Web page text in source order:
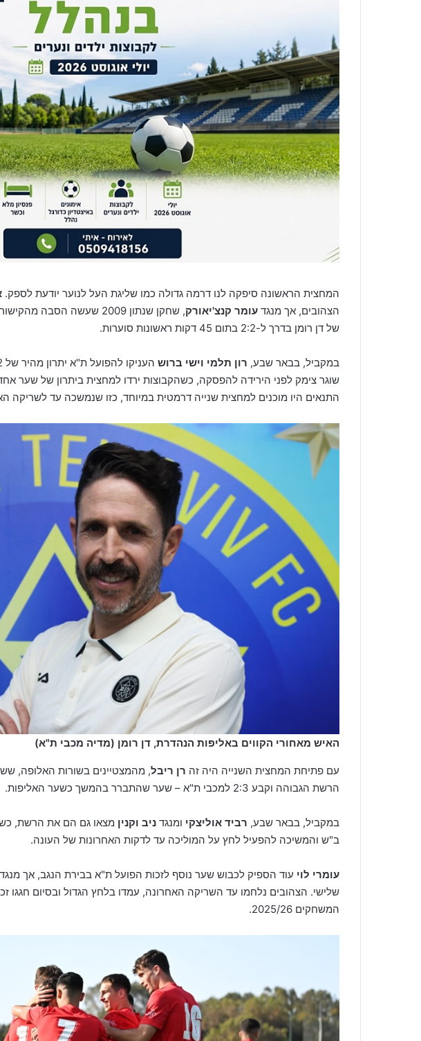
המחצית הראשונה סיפקה לנו דרמה גדולה כמו שליגת העל לנוער יודעת לספק.
הצהובים, אך מנגד עומר קנצ'יאורק
, שחקן שנתון 2009 שעשה
של דן רומן בדרך ל-2:2 בתום 45 דקות ראשונות סוערות.
במקביל, בבאר שבע, רון תלמי וישי ברוש
שוגר צימק לפני הירידה להפסקה, כשהקבוצות ירדו למחצית ביתרון של שער
התנאים היו מוכנים למחצית שנייה דרמטית במיוחד, כזו שנמשכה עד לשריקה
האיש מאחורי הקווים באליפות הנהדרת, דן רומן (מדיה מכבי ת"א)
עם פתיחת המחצית השנייה היה זה רן ריבל, מהמצטיינים בשורות האלופה,
הרשת הגבוהה וקבע 2:3 למכבי ת"א – שער שהתברר בהמשך כשער האליפות.
במקביל, בבאר שבע, רביד אוליצקי ומנגד ניב וקנין
ב"ש והמשיכה להפעיל לחץ על המוליכה עד לדקות האחרונות של העונה.
עומרי לוי עוד הספיק לכבוש שער נוסף לזכות הפועל ת"א בבירת הנגב, אך
שלישי. הצהובים נלחמו עד השריקה האחרונה, עמדו בלחץ הגדול ובסיום חגגו
המשחקים 2025/26.